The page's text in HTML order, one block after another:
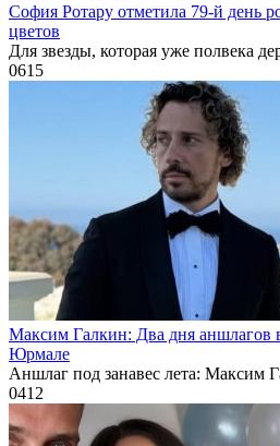
София Ротару отметила 79-й день
цветов
Для звезды, которая уже полвека
0615
Максим Галкин: Два дня аншлагов
Юрмале
Аншлаг под занавес лета: Максим
0412